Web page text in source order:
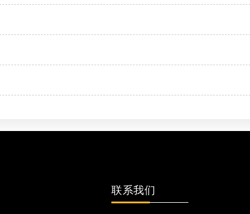
联系我们